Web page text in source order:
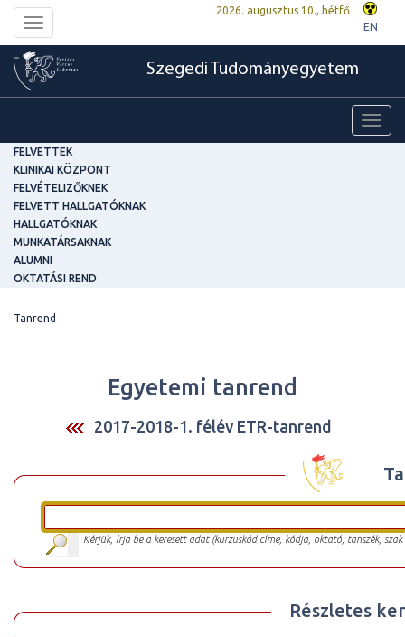
Toggle
navigation
2026. augusztus 10., hétfő
EN
Szegedi Tudományegyetem
FELVETTEK
KLINIKAI KÖZPONT
FELVÉTELIZŐKNEK
FELVETT HALLGATÓKNAK
HALLGATÓKNAK
MUNKATÁRSAKNAK
ALUMNI
OKTATÁSI REND
Tanrend
Egyetemi tanrend
2017-2018-1. félév ETR-tanrend
Kérjük, írja be a keresett adat (kurzuskód címe, kódja, oktató, tanszék,
Részletes